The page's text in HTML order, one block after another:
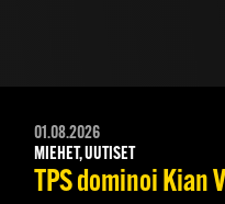
01.08.2026
MIEHET, UUTISET
TPS dominoi Kian